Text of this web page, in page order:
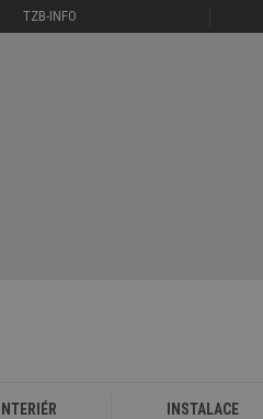
TZB-INFO
INTERIÉR INSTALACE